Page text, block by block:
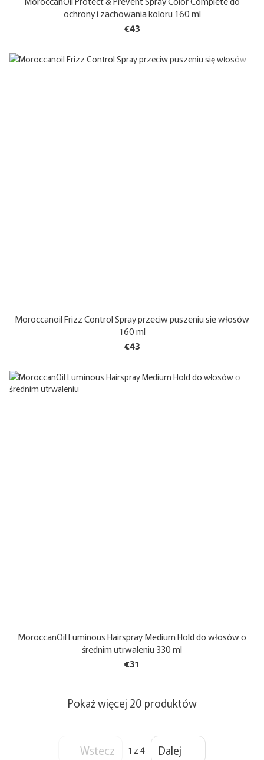
ochrony i zachowania koloru 160 ml
€43
Moroccanoil Frizz Control Spray przeciw puszeniu się włosów
160 ml
€43
MoroccanOil Luminous Hairspray Medium Hold do włosów o
średnim utrwaleniu 330 ml
€31
Pokaż więcej 20 produktów
Wstecz 1 z 4
Dalej